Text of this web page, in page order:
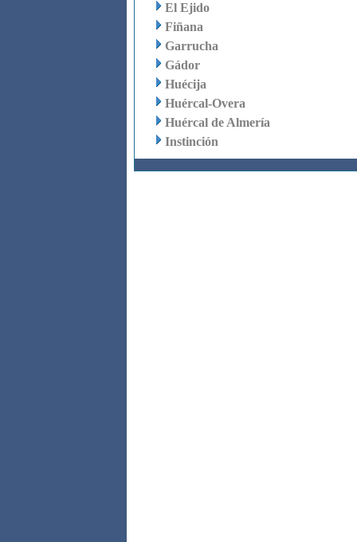
El Ejido
Fiñana
Garrucha
Gádor
Huécija
Huércal-Overa
Huércal de Almería
Instinción